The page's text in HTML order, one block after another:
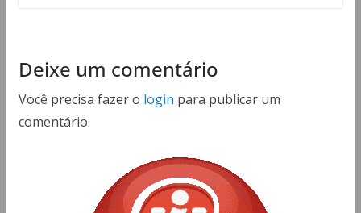
Deixe um comentário
Você precisa fazer o login para publicar um
comentário.